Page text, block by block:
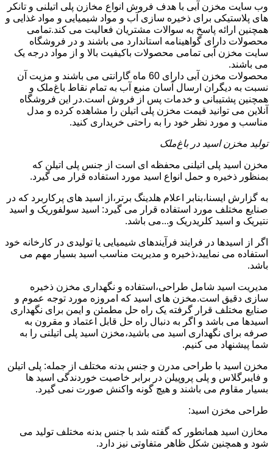
وب سایت مخزن آبی با هدف فروش انواع مخازن پلی اتیلنی و تانکر
های پلاستیکی برای ذخیره سازی آب و مواد شیمیایی و مواد غذایی و
همچنین ارائه پاسخ به سوالات مشتریان فعالیت می کند.تمامی
محصولات دارای گواهینامه استاندارد می باشند و در فروشگاه
سایت مخزن آبی تمامی محصولات باکیفیت بالا و از مواد درجه یک
می باشند.
محصولات مخزن آبی دارای 60 ماه گارانتی می باشند و مزیت آن
نسبت به دیگران ارسال آسان منبع آب به تمام نقاط باغ‌ملک و
همچنین پشتیبانی و خدمات پس از فروش است.در این فروشگاه
آنلاین می توانید قیمت مخزن پلی اتیلن را مشاهده کرده و مدل
مناسب و مورد نظر خود را به راحتی خریداری کنید.
تولید مخزن اسید در باغ‌ملک
مخزن اسید پلی اتیلنی محفظه ای است از جنس پلی اتیلن که
بمنظور ذخیره و حمل انواع اسید مورد استفاده قرار می گیرد.
به گزارش ایسنا،بنابر اعلام هلدینگ برتر،از اسید های پرکاربرد که در
صنایع مختلف مورد استفاده قرار می گیرد: اسید سولفوریک و اسید
نتیریک و اسید کلریدریک و...می باشد.
اگر از اسیدها در فرایند فرآیندهای شیمیایی یا تولیدی در کارخانه خود
استفاده می نمایید،ذخیره و مدیریت مناسب اسید بسیار مهم می
باشد.
مدیریت اسید شامل طراحی،استفاده و نگهداری مخزن ذخیره
سازی دقیق است.مخزن های اسید که امروزه مورد توجه عموم و
صنایع مختلف قرار گرفته یک راه حل مطمئن و ایمن برای نگهداری
اسیدها می باشد و اگر به دنبال راه حل قابل اعتماد و مقرون به
صرفه برای نگهداری اسید می باشید،مخزن اسید پلی اتیلنی را به
شما پیشنهاد می کنیم.
مخزن اسید با طراحی مدرن و جنس بدنه مختلف از جمله: پلی اتیلن
و فایبرگلاس و پلی پروپیلن در برابر خاصیت خوردندگی اسید ها
بسیار مقاوم می باشند و هیچ گونه واکنش صورت نمی گیرد.
طراحی مخزن اسید:
مخازن اسید همانطور که گفته شد با جنس بدنه مختلف تولید می
شود و همچنین شکل ظاهر متفاوتی نیز دارد.